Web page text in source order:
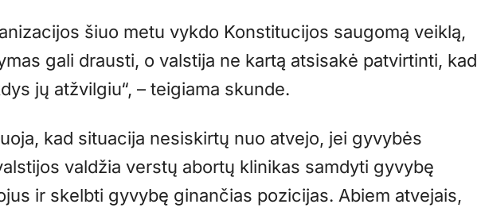
šiuo metu vykdo Konstitucijos saugomą veiklą,
gali drausti, o valstija ne kartą atsisakė patvirtinti, kad
jų atžvilgiu“, – teigiama skunde.
kad situacija nesiskirtų nuo atvejo, jei gyvybės
valdžia verstų abortų klinikas samdyti gyvybę
ir skelbti gyvybę ginančias pozicijas. Abiem atvejais,